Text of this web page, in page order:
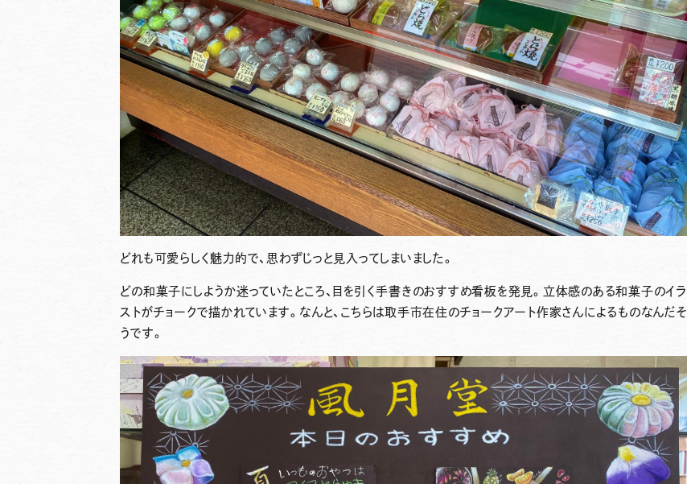
どれも可愛らしく魅力的で、思わずじっと見入ってしまいました。
どの和菓子にしようか迷っていたところ、目を引く手書きのおすすめ看板を発見。立体感のある和菓子のイラ
ストがチョークで描かれています。なんと、こちらは取手市在住のチョークアート作家さんによるものなんだそ
うです。